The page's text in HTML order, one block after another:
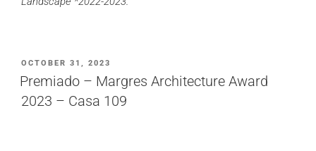
PUBLICADO
EM
OCTOBER 31, 2023
Premiado – Margres Architecture Award
2023 – Casa 109